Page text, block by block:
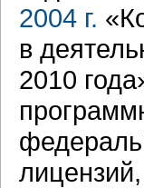
2004 г.
в
2010